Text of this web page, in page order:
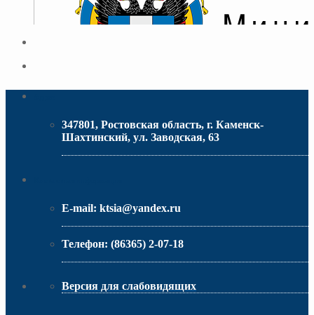
347801, Ростовская область, г. Каменск-
Шахтинский, ул. Заводская, 63
E-mail: ktsia@yandex.ru
Телефон: (86365) 2-07-18
Версия для слабовидящих